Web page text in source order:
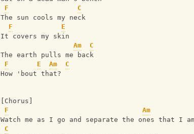
F
C
The sun cools my neck
F
E
It covers my skin
Am
C
The earth pulls me back
F
E Am
C
How 'bout that?
[Chorus]
F
Am
Watch me as I go and separate the ones that I
C